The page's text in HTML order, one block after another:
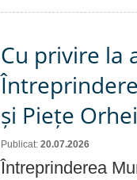
Cu privire la
și Piețe
Publicat: 20.07.2026
Întreprinderea